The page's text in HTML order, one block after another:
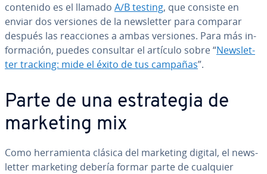
contenido es el llamado A/B testing, que consiste en
enviar dos versiones de la ne­w­s­le­t­ter para comparar
después las reac­cio­nes a ambas versiones. Para más in­
fo­r­ma­ción, puedes consultar el artículo sobre “Ne­w­s­le­t­
ter tracking: mide el éxito de tus campañas”.
Parte de una es­tra­te­gia de
marketing mix
Como he­rra­mie­n­ta clásica del marketing digital, el ne­w­s­
le­t­ter marketing debería formar parte de cualquier